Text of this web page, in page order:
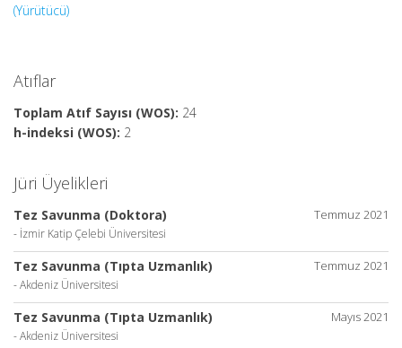
(Yürütücü)
Atıflar
Toplam Atıf Sayısı (WOS): 24
h-indeksi (WOS): 2
Jüri Üyelikleri
Temmuz 2021
Tez Savunma (Doktora)
- İzmir Katip Çelebi Üniversitesi
Temmuz 2021
Tez Savunma (Tıpta Uzmanlık)
- Akdeniz Üniversitesi
Mayıs 2021
Tez Savunma (Tıpta Uzmanlık)
- Akdeniz Üniversitesi